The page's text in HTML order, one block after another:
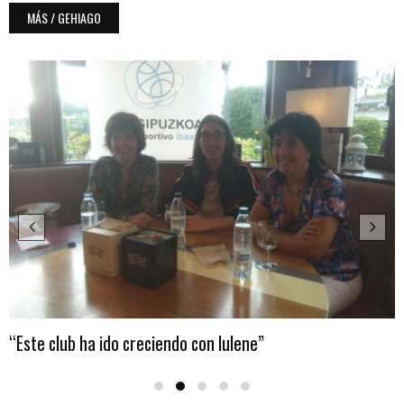
MÁS / GEHIAGO
“Este club ha ido creciendo con Iulene”